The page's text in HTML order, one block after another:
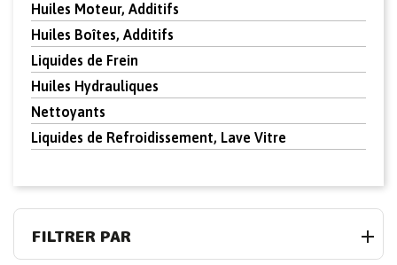
Huiles Moteur, Additifs
Huiles Boîtes, Additifs
Liquides de Frein
Huiles Hydrauliques
Nettoyants
Liquides de Refroidissement, Lave Vitre
FILTRER PAR